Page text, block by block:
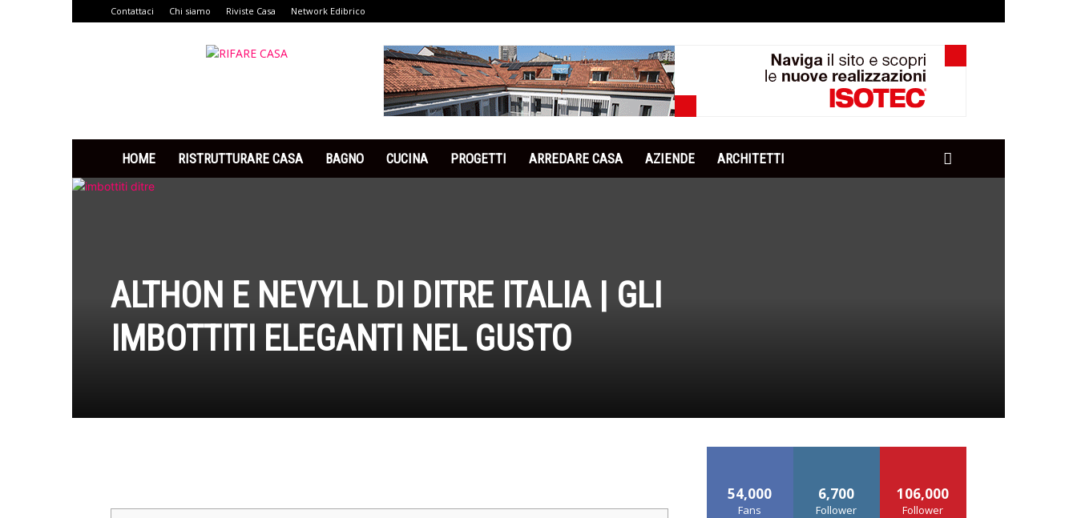
Contattaci Chi siamo Riviste Casa Network Edibrico
HOME RISTRUTTURARE CASA BAGNO CUCINA PROGETTI ARREDARE CASA AZIENDE ARCHITETTI
ALTHON E NEVYLL DI DITRE ITALIA | GLI
IMBOTTITI ELEGANTI NEL GUSTO
54,000
Fans
6,700
Follower
106,000
Follower